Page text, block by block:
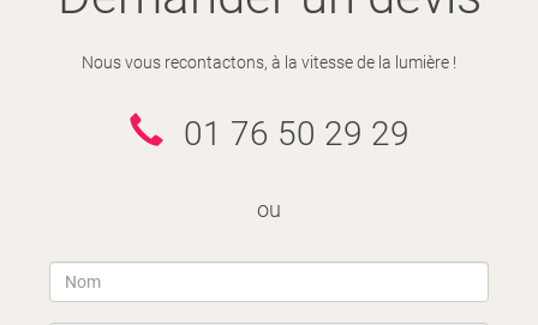
Nous vous recontactons, à la vitesse de la lumière !
01 76 50 29 29
ou